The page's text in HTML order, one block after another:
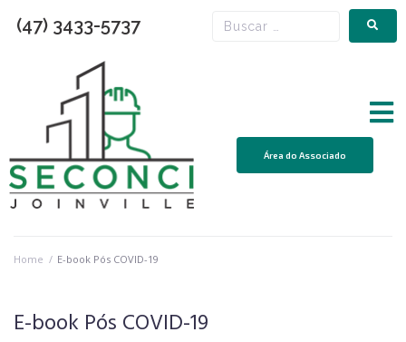
(47) 3433-5737
Área do Associado
Home / E-book Pós COVID-19
E-book Pós COVID-19